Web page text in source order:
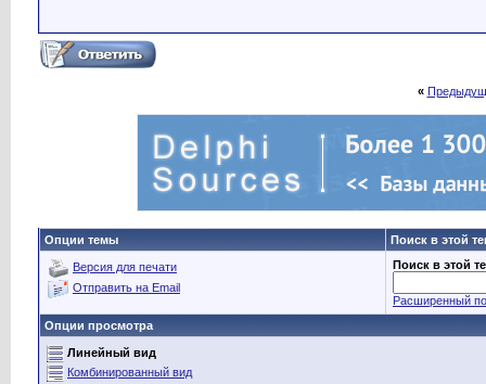
«
Опции темы Поиск в этой
Версия для печати
Отправить на Email
Поиск в этой
Расширенный
Опции просмотра
Линейный вид
Комбинированный вид